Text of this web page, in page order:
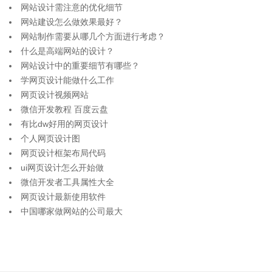
网站设计需注意的优化细节
网站建设怎么做效果最好？
网站制作需要从哪几个方面进行考虑？
什么是高端网站的设计？
网站设计中的重要细节有哪些？
学网页设计能做什么工作
网页设计视频网站
微信开发教程 百度云盘
有比dw好用的网页设计
个人网页设计图
网页设计框架布局代码
ui网页设计怎么开始做
微信开发者工具属性大全
网页设计最新使用软件
中国哪家做网站的公司最大